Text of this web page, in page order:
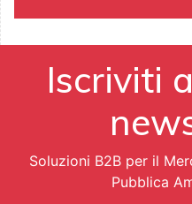
Iscriviti
Soluzioni B2B per il
Pubblica